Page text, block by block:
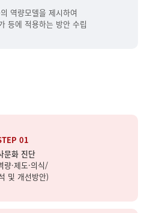
역량모델을 제시하여
등에 적용하는 방안 수립
01
문화 진단
량·제도·의식/
및 개선방안)